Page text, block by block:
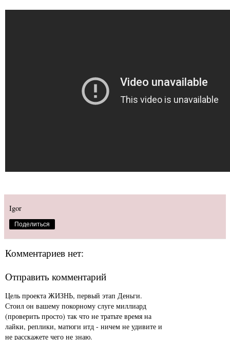
Igor
Поделиться
Комментариев нет:
Отправить комментарий
Цель проекта ЖИЗНЬ, первый этап Деньги.
Стоил он вашему покорному слуге миллиард
(проверить просто) так что не тратьте время на
лайки, реплики, матюги итд - ничем не удивите и
не расскажете чего не знаю.